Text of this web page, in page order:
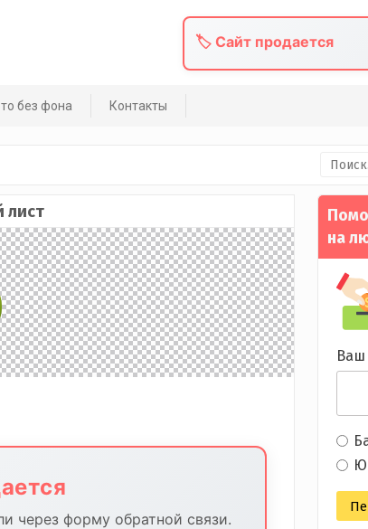
🏷️ Сайт продается
без фона Контакты
Найти:
лист
через форму обратной связи.
на
Ваш